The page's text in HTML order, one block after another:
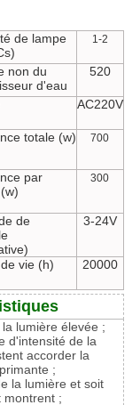
de lampe
1-2
non du
d'eau
520
AC220V
totale (w) 700
par
300
de
3-24V
vie (h) 20000
lumière élevée ;
d'intensité de la
accorder la
;
la lumière et soit
montrent ;